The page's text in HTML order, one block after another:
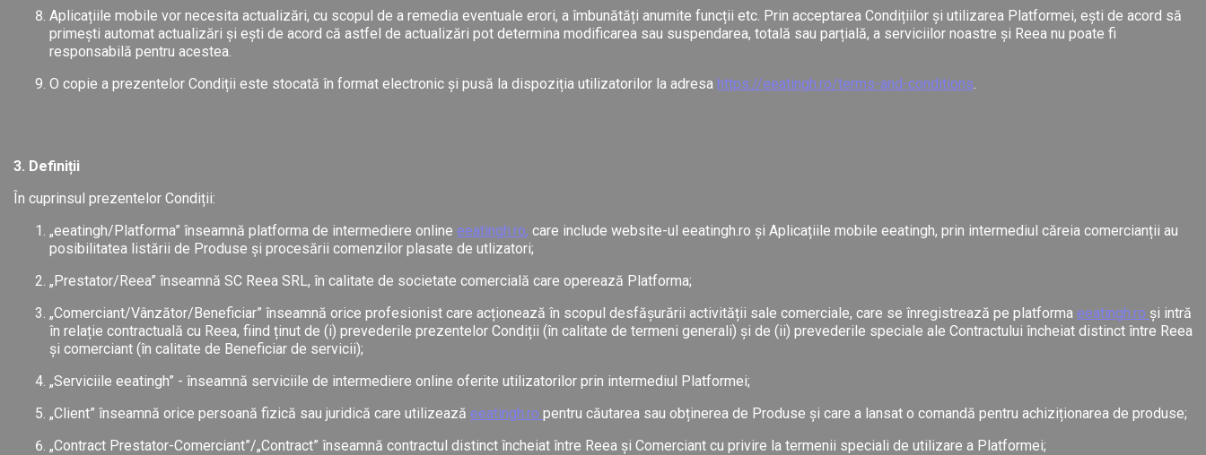
Aplicațiile mobile vor necesita actualizări, cu scopul de a remedia eventuale erori, a îmbunătăți anumite funcții etc. Prin acceptarea Condițiilor și utilizarea Platformei, ești de acord să
primești automat actualizări și ești de acord că astfel de actualizări pot determina modificarea sau suspendarea, totală sau parțială, a serviciilor noastre și Reea nu poate fi
responsabilă pentru acestea.
O copie a prezentelor Condiții este stocată în format electronic și pusă la dispoziția utilizatorilor la adresa https://eeatingh.ro/terms-and-conditions.
3. Definiții
În cuprinsul prezentelor Condiții:
„eeatingh/Platforma” înseamnă platforma de intermediere online eeatingh.ro, care include website-ul eeatingh.ro și Aplicațiile mobile eeatingh, prin intermediul căreia comercianții au
posibilitatea listării de Produse și procesării comenzilor plasate de utlizatori;
„Prestator/Reea” înseamnă SC Reea SRL, în calitate de societate comercială care operează Platforma;
„Comerciant/Vânzător/Beneficiar” înseamnă orice profesionist care acționează în scopul desfășurării activității sale comerciale, care se înregistrează pe platforma eeatingh.ro și intră
în relație contractuală cu Reea, fiind ținut de (i) prevederile prezentelor Condiții (în calitate de termeni generali) și de (ii) prevederile speciale ale Contractului încheiat distinct între Reea
și comerciant (în calitate de Beneficiar de servicii);
„Serviciile eeatingh” - înseamnă serviciile de intermediere online oferite utilizatorilor prin intermediul Platformei;
„Client” înseamnă orice persoană fizică sau juridică care utilizează eeatingh.ro pentru căutarea sau obținerea de Produse și care a lansat o comandă pentru achiziționarea de produse;
„Contract Prestator-Comerciant”/„Contract” înseamnă contractul distinct încheiat între Reea și Comerciant cu privire la termenii speciali de utilizare a Platformei;